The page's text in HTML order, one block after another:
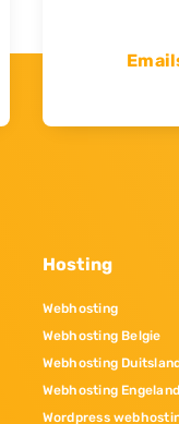
Hosting
Webhosting
Webhosting Belgie
Webhosting
Webhosting Engeland
Wordpress